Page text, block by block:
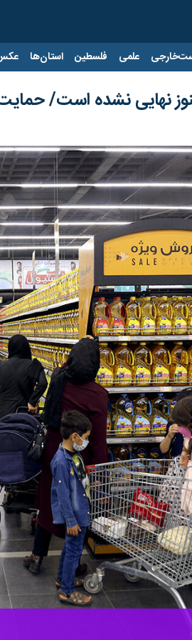
علمی فلسطین استان‌ها
هنوز نهایی نشده است/